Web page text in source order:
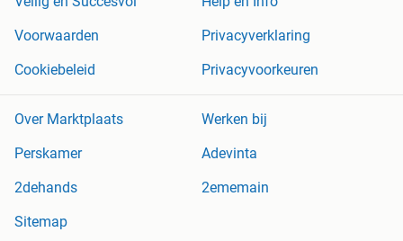
Voorwaarden
Privacyverklaring
Cookiebeleid
Privacyvoorkeuren
Over Marktplaats
Werken bij
Perskamer
Adevinta
2dehands
2ememain
Sitemap